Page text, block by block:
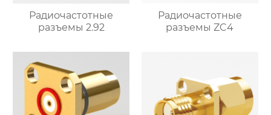
Радиочастотные
разъемы 2.92
Радиочастотные
разъемы ZC4